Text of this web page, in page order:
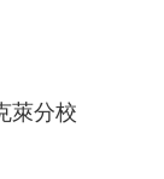
萊分校